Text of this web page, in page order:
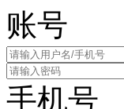
账号
手机号